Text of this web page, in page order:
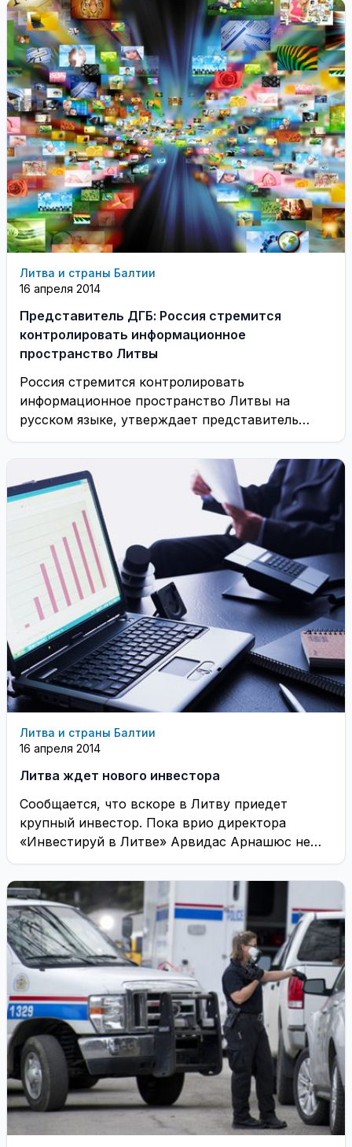
Литва и страны Балтии
16 апреля 2014
Представитель ДГБ: Россия стремится
контролировать информационное
пространство Литвы
Россия стремится контролировать
информационное пространство Литвы на
русском языке, утверждает представитель
литовского Департамента госбезопасности
Литва и страны Балтии
16 апреля 2014
Литва ждет нового инвестора
Сообщается, что вскоре в Литву приедет
крупный инвестор. Пока врио директора
«Инвестируй в Литве» Арвидас Арнашюс не
называет название компании, ...